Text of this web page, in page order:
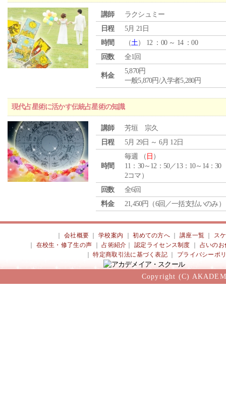
講師
ラクシュミー
日程
5月 21日
時間
（土） 12 ：00 ～ 14 ：00
回数
全1回
料金
5,870円
一般5,870円/入学者5,280円
現代占星術に活かす伝統占星術の知識
講師
芳垣 宗久
日程
5月 29日 ～ 6月 12日
時間
毎週 （ 日 ）
11：30～12：50／13：10～14：30
2コマ）
回数
全6回
料金
21,450円（6回／一括支払いのみ）
会社概要 ｜学校案内 ｜初めての方へ 講座一覧
ス
在校生・修了生の声 ｜占術紹介 ｜認定ライセンス制度
占いのお
｜特定商取引法に基づく表記 プライバシーポ
Copyright (C)